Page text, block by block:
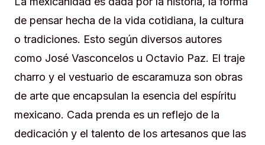
de pensar hecha de la vida cotidiana, la cultura
o tradiciones. Esto según diversos autores
como José Vasconcelos u Octavio Paz. El traje
charro y el vestuario de escaramuza son obras
de arte que encapsulan la esencia del espíritu
mexicano. Cada prenda es un reflejo de la
dedicación y el talento de los artesanos que las